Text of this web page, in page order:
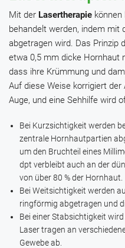
Mit der Lasertherapie
behandelt werden, indem mit
abgetragen wird. Das Prinzip
etwa 0,5 mm dicke Hornhaut
dass ihre Krümmung und
Auf diese Weise korrigiert
Auge, und eine Sehhilfe wird
Bei Kurzsichtigkeit werden
zentrale Hornhautpartien
um den Bruchteil eines
dpt verbleibt auch an der
von über 80 % der Hornhaut.
Bei Weitsichtigkeit werden
ringförmig abgetragen und
Bei einer Stabsichtigkeit
Laser tragen an
Gewebe ab.